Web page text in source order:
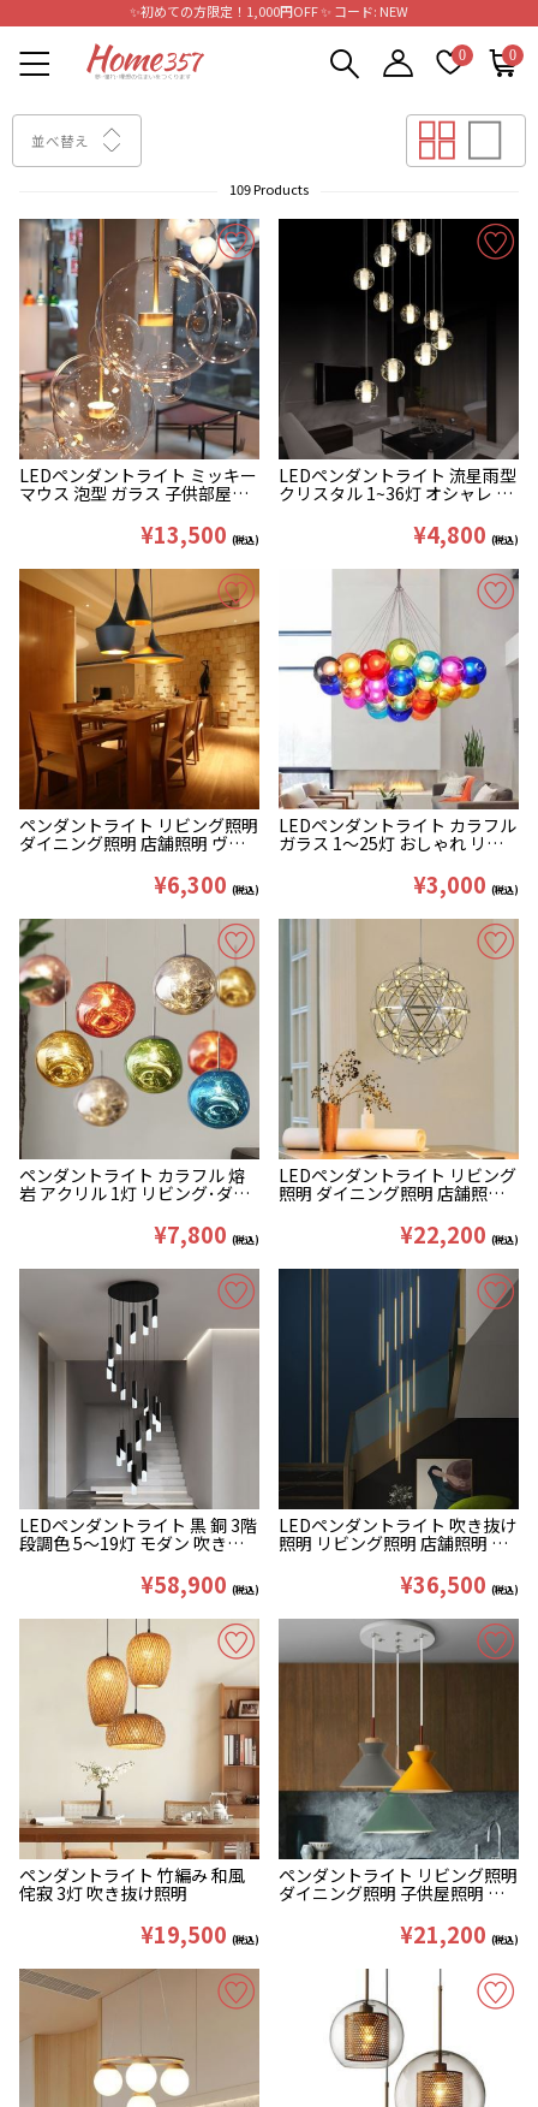
✨初めての方限定！1,000円OFF ✨ コード: NEW
0
0
並べ替え
109 Products
LEDペンダントライト ミッキー
マウス 泡型 ガラス 子供部屋照
¥13,500 (税込)
LEDペンダントライト 流星雨型
クリスタル 1~36灯 オシャレ 吹
¥4,800 (税込)
ペンダントライト リビング照明
ダイニング照明 店舗照明 ヴィ
¥6,300 (税込)
LEDペンダントライト カラフル
ガラス 1〜25灯 おしゃれ リビ
¥3,000 (税込)
ペンダントライト カラフル 熔
岩 アクリル 1灯 リビング･ダイ
¥7,800 (税込)
LEDペンダントライト リビング
照明 ダイニング照明 店舗照明
D30/40/45/50cm¥22,200 (税込)
LEDペンダントライト 黒 銅 3階
段調色 5〜19灯 モダン 吹き抜
¥58,900 (税込)
LEDペンダントライト 吹き抜け
照明 リビング照明 店舗照明 細
¥36,500 (税込)
ペンダントライト 竹編み 和風
侘寂 3灯 吹き抜け照明
¥19,500 (税込)
ペンダントライト リビング照明
ダイニング照明 子供屋照明 店
¥21,200 (税込)